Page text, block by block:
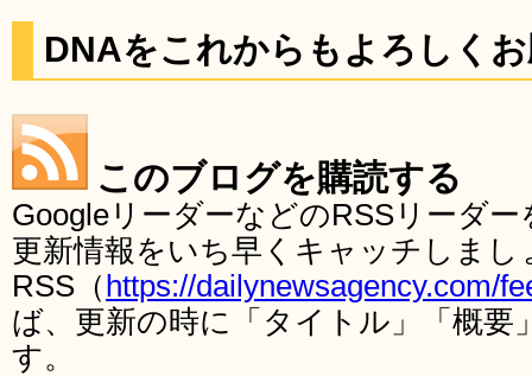
DNAをこれからもよろしく
このブログを購読する
GoogleリーダーなどのRSSリーダ
更新情報をいち早くキャッチしま
RSS（ https://dailynewsagency.com/
ば、更新の時に「タイトル」「概要
す。